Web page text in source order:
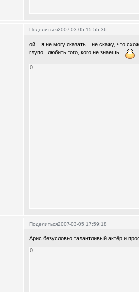
Поделиться2007-03-05 15:55:36
ой....я не могу сказать....не скажу, что
глупо...любить того, кого не знаешь...
0
Поделиться2007-03-05 17:59:18
Арис безусловно талантливый актёр и
0